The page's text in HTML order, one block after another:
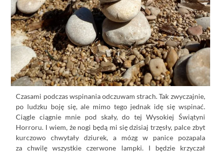
Czasami podczas wspinania odczuwam strach. Tak zwyczajnie,
po ludzku boję się, ale mimo tego jednak idę się wspinać.
Ciągle ciągnie mnie pod skały, do tej Wysokiej Świątyni
Horroru. I wiem, że nogi będą mi się dzisiaj trzęsły, palce zbyt
kurczowo chwytały dziurek, a mózg w panice pozapala
za chwilę wszystkie czerwone lampki. I będzie krzyczał